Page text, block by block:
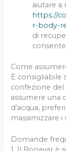
aiutare a
https://
r-body-
di
Come
È consigliabile
confezione
assumere una
d’acqua,
massimizzare i
Domande